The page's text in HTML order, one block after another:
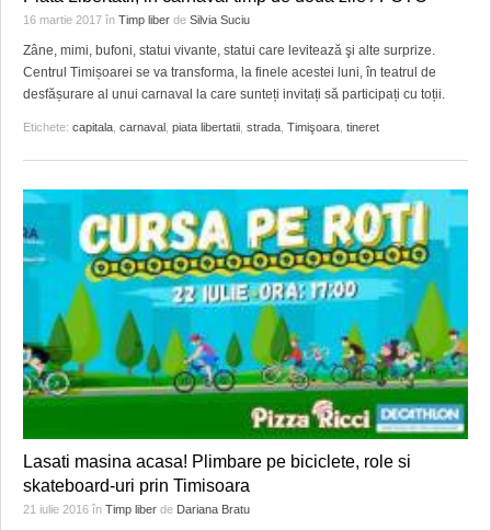
PE SURSE
JOCURI ONLINE
INVATAMANT
JUSTITIE
FILME DOCUMENTARE
JOCURI ONLINE
DIVERSE
FARMACII DIN TIMIŞOARA
HARTA TIMIŞOAREI
LICEE, ŞCOLI ŞI GRĂDINIŢE DIN TIMIŞ
SFATUL MEDICULUI
SFATURI JURIDICE
16 martie 2017 în Timp liber de Silvia Suciu
Zâne, mimi, bufoni, statui vivante, statui care levitează şi alte surprize.
Centrul Timișoarei se va transforma, la finele acestei luni, în teatrul de
desfășurare al unui carnaval la care sunteți invitați să participați cu toții.
Etichete: capitala, carnaval , piata libertatii, strada, Timişoara, tineret
Lasati masina acasa! Plimbare pe biciclete, role si
skateboard-uri prin Timisoara
21 iulie 2016 în Timp liber de Dariana Bratu